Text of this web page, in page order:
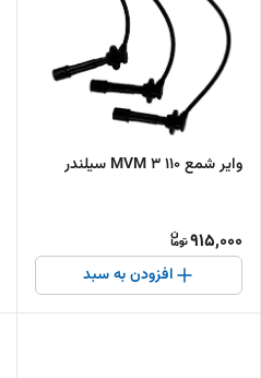
وایر شمع 110 MVM 3 سیلندر
915,000
افزودن به سبد